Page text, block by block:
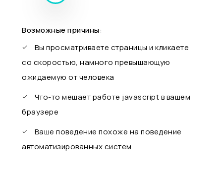
Возможные причины:
Вы просматриваете страницы и кликаете
со скоростью, намного превышающую
ожидаемую от человека
Что-то мешает работе javascript в вашем
браузере
Ваше поведение похоже на поведение
автоматизированных систем